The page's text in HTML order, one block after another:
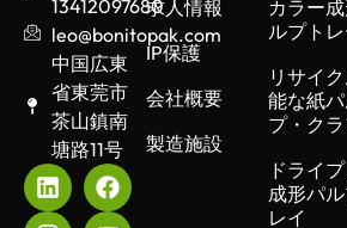
13412097680
leo@bonitopak.com
中国広東
省東莞市
茶山鎮南
塘路11号
求人情報
IP保護
会社概要
製造施設
カラー
ルプト
リサイ
能な紙
プ・クラ
ドライ
成形パル
レイ